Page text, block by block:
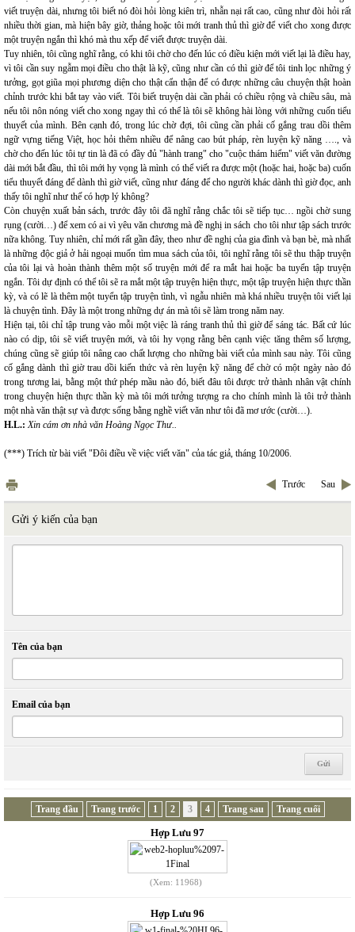
viết truyện dài, nhưng tôi biết nó đòi hỏi lòng kiên trì, nhẫn nại rất cao, cũng như đòi hỏi rất
nhiều thời gian, mà hiện bây giờ, thảng hoặc tôi mới tranh thủ thì giờ để viết cho xong được
một truyện ngắn thì khó mà thu xếp để viết được truyện dài.
Tuy nhiên, tôi cũng nghĩ rằng, có khi tôi chờ cho đến lúc có điều kiện mới viết lại là điều hay,
vì tôi cần suy ngẫm mọi điều cho thật là kỹ, cũng như cần có thì giờ để tôi tinh lọc những ý
tưởng, gọt giũa mọi phương diện cho thật cẩn thận để có được những câu chuyện thật hoàn
chỉnh trước khi bắt tay vào viết. Tôi biết truyện dài cần phải có chiều rộng và chiều sâu, mà
nếu tôi nôn nóng viết cho xong ngay thì có thể là tôi sẽ không hài lòng với những cuốn tiểu
thuyết của mình. Bên cạnh đó, trong lúc chờ đợi, tôi cũng cần phải cố gắng trau dồi thêm
ngữ vựng tiếng Việt, học hỏi thêm nhiều để nâng cao bút pháp, rèn luyện kỹ năng …., và
chờ cho đến lúc tôi tự tin là đã có đầy đủ "hành trang" cho "cuộc thám hiểm" viết văn đường
dài mới bắt đầu, thì tôi mới hy vọng là mình có thể viết ra được một (hoặc hai, hoặc ba) cuốn
tiểu thuyết đáng để dành thì giờ viết, cũng như đáng để cho người khác dành thì giờ đọc, anh
thấy tôi nghĩ như thế có hợp lý không?
Còn chuyện xuất bản sách, trước đây tôi đã nghĩ rằng chắc tôi sẽ tiếp tục… ngồi chờ sung
rụng (cười…) để xem có ai vì yêu văn chương mà đề nghị in sách cho tôi như tập sách trước
nữa không. Tuy nhiên, chỉ mới rất gần đây, theo như đề nghị của gia đình và bạn bè, mà nhất
là những độc giả ở hải ngoại muốn tìm mua sách của tôi, tôi nghĩ rằng tôi sẽ thu thập truyện
của tôi lại và hoàn thành thêm một số truyện mới để ra mắt hai hoặc ba tuyển tập truyện
ngắn. Tôi dự định có thể tôi sẽ ra mắt một tập truyện hiện thực, một tập truyện hiện thực thần
kỳ, và có lẽ là thêm một tuyển tập truyện tình, vì ngẫu nhiên mà khá nhiều truyện tôi viết lại
là chuyện tình. Đây là một trong những dự án mà tôi sẽ làm trong năm nay.
Hiện tại, tôi chỉ tập trung vào mỗi một việc là ráng tranh thủ thì giờ để sáng tác. Bất cứ lúc
nào có dịp, tôi sẽ viết truyện mới, và tôi hy vọng rằng bên cạnh việc tăng thêm số lượng,
chúng cũng sẽ giúp tôi nâng cao chất lượng cho những bài viết của mình sau này. Tôi cũng
cố gắng dành thì giờ trau dồi kiến thức và rèn luyện kỹ năng để chờ có một ngày nào đó
trong tương lai, bằng một thứ phép mầu nào đó, biết đâu tôi được trở thành nhân vật chính
trong chuyện hiện thực thần kỳ mà tôi mới tưởng tượng ra cho chính mình là tôi trở thành
một nhà văn thật sự và được sống bằng nghề viết văn như tôi đã mơ ước (cười…).
H.L.: Xin cám ơn nhà văn Hoàng Ngọc Thư..
(***) Trích từ bài viết "Đôi điều về việc viết văn" của tác giả, tháng 10/2006.
Trước Sau
Gửi ý kiến của bạn
Tên của bạn
Email của bạn
Trang đầu Trang trước 1 2 3 4 Trang sau Trang cuối
Hợp Lưu 97
(Xem: 11968)
Hợp Lưu 96